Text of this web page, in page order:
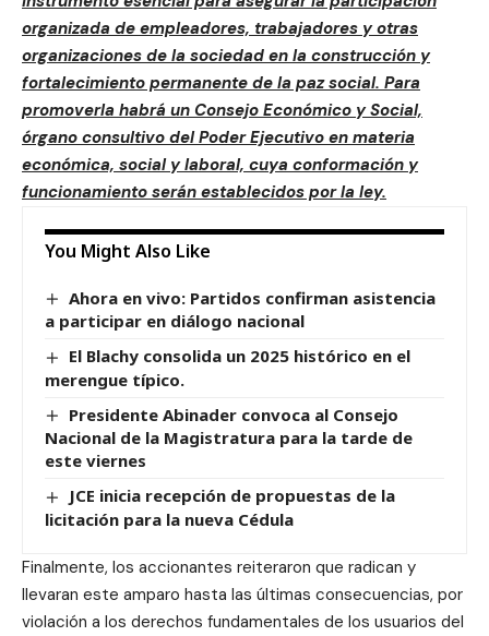
organizada de empleadores, trabajadores y otras
organizaciones de la sociedad en la construcción y
fortalecimiento permanente de la paz social. Para
promoverla habrá un Consejo Económico y Social,
órgano consultivo del Poder Ejecutivo en materia
económica, social y laboral, cuya conformación y
funcionamiento serán establecidos por la ley.
You Might Also Like
Ahora en vivo: Partidos confirman asistencia
a participar en diálogo nacional
El Blachy consolida un 2025 histórico en el
merengue típico.
Presidente Abinader convoca al Consejo
Nacional de la Magistratura para la tarde de
este viernes
JCE inicia recepción de propuestas de la
licitación para la nueva Cédula
Finalmente, los accionantes reiteraron que radican y
llevaran este amparo hasta las últimas consecuencias, por
violación a los derechos fundamentales de los usuarios del